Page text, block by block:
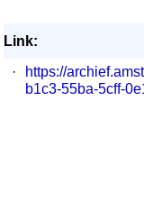
Link:
·
https://
b1c3-55ba-5cff-